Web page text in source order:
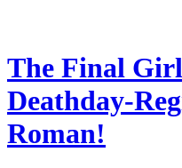
The Final
Deathday-
Roman!